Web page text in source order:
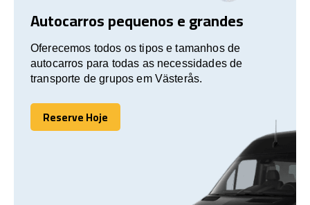
Autocarros pequenos e grandes
Oferecemos todos os tipos e tamanhos de
autocarros para todas as necessidades de
transporte de grupos em Västerås.
Reserve Hoje
Reserve Hoje